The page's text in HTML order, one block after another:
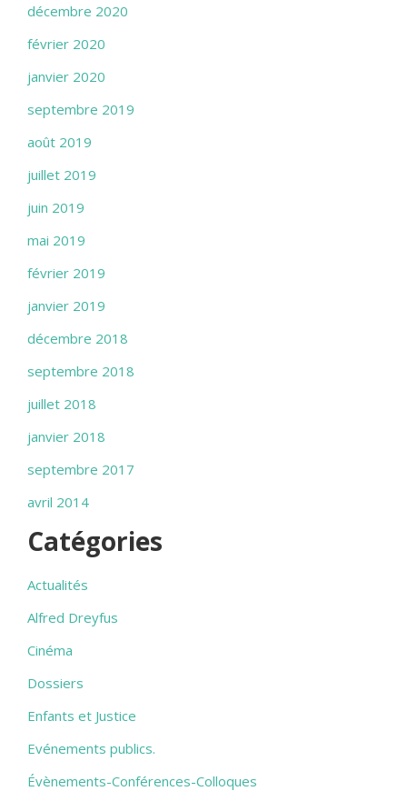
décembre 2020
février 2020
janvier 2020
septembre 2019
août 2019
juillet 2019
juin 2019
mai 2019
février 2019
janvier 2019
décembre 2018
septembre 2018
juillet 2018
janvier 2018
septembre 2017
avril 2014
Catégories
Actualités
Alfred Dreyfus
Cinéma
Dossiers
Enfants et Justice
Evénements publics.
Évènements-Conférences-Colloques